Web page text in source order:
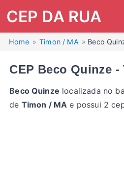
CEP DA RUA
Home Timon / MA Beco
CEP Beco Quinze
Beco Quinze localizada no
de Timon / MA e possui 2